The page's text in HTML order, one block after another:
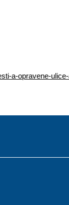
a-opravene-